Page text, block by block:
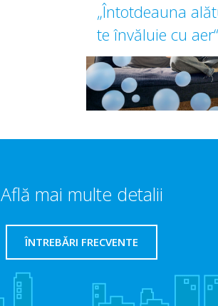
„Întotdeauna
te învăluie cu aer“
Află mai multe detalii
ÎNTREBĂRI FRECVENTE